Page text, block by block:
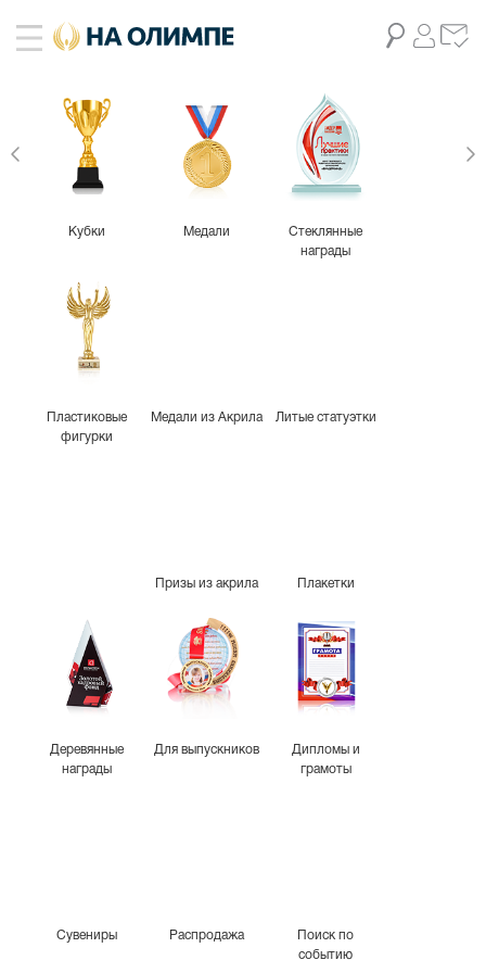
Кубки Медали
Стеклянные
награды
Пластиковые
фигурки
Медали из Акрила Литые статуэтки
Призы из акрила Плакетки
Деревянные
награды
Для выпускников
Дипломы и
грамоты
Сувениры Распродажа
Поиск по
событию